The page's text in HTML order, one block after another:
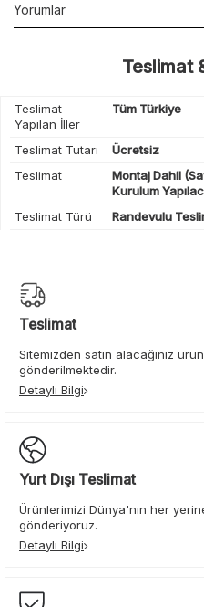
Yorumlar
Teslimat
Teslimat
Yapılan İller
Tüm Türkiye
Teslimat Tutarı
Ücretsiz
Teslimat
Montaj Dahil
Kurulum
Teslimat Türü
Randevulu
Teslimat
Sitemizden satın alacağınız
gönderilmektedir.
Detaylı Bilgi
Yurt Dışı Teslimat
Ürünlerimizi Dünya'nın her
gönderiyoruz.
Detaylı Bilgi